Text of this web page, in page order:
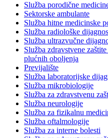
Služba porodične
Sektorske ambulante
Služba hitne medicinske
Služba radiološke
Služba ultrazvučne
Služba zdravstvene
plućnih oboljenja
Previjalište
Služba laboratorijske
Služba mikrobiologije
Služba za zdravstvenu
Služba neurologije
Služba za fizikalnu
Služba oftalmologije
Služba za interne bolesti